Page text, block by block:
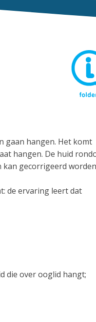
gaan hangen. Het komt
hangen. De huid
kan gecorrigeerd worden
de ervaring leert dat
die over ooglid hangt;